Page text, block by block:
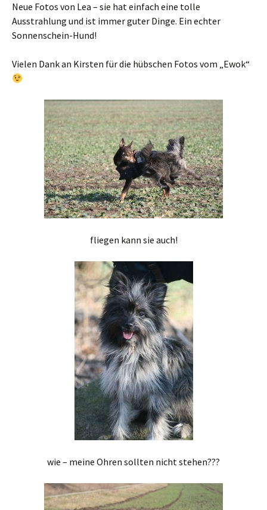
Neue Fotos von Lea – sie hat einfach eine tolle
Ausstrahlung und ist immer guter Dinge. Ein echter
Sonnenschein-Hund!
Vielen Dank an Kirsten für die hübschen Fotos vom „Ewok“
fliegen kann sie auch!
wie – meine Ohren sollten nicht stehen???